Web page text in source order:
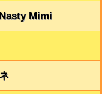
Mimi